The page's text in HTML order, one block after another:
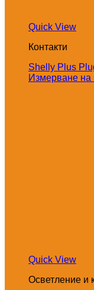
Quick View
Контакти
Shelly Plus
Измерване
Quick View
Осветление и